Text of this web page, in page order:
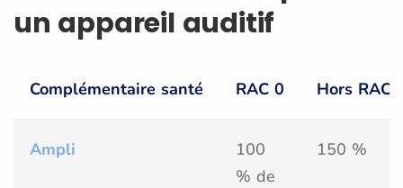
un appareil auditif
Complémentaire santé RAC 0 Hors RAC
Ampli
100
% de
150 %